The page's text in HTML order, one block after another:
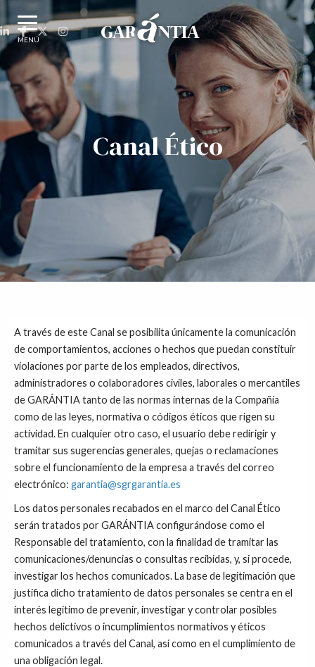
MENÚ
Canal Ético
A través de este Canal se posibilita únicamente la comunicación
de comportamientos, acciones o hechos que puedan constituir
violaciones por parte de los empleados, directivos,
administradores o colaboradores civiles, laborales o mercantiles
de GARÁNTIA tanto de las normas internas de la Compañía
como de las leyes, normativa o códigos éticos que rigen su
actividad. En cualquier otro caso, el usuario debe redirigir y
tramitar sus sugerencias generales, quejas o reclamaciones
sobre el funcionamiento de la empresa a través del correo
electrónico: garantia@sgrgarantia.es
Los datos personales recabados en el marco del Canal Ético
serán tratados por GARÁNTIA configurándose como el
Responsable del tratamiento, con la finalidad de tramitar las
comunicaciones/denuncias o consultas recibidas, y, si procede,
investigar los hechos comunicados. La base de legitimación que
justifica dicho tratamiento de datos personales se centra en el
interés legítimo de prevenir, investigar y controlar posibles
hechos delictivos o incumplimientos normativos y éticos
comunicados a través del Canal, así como en el cumplimiento de
una obligación legal.